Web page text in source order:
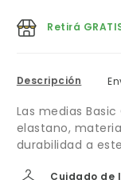
Retirá
Descripción
Las medias
elastano,
durabilidad a
Cuidado de